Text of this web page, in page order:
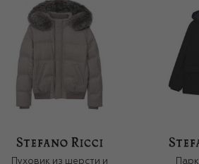
Пуховик из шерсти и